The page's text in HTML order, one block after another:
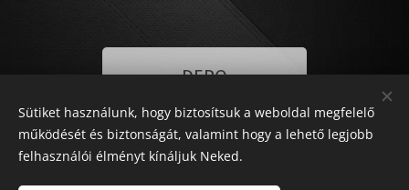
DEPO
©TRUCK-TRAILER & PARTS KFT 1994-2022. Minden jog fenntartva!
Sütiket használunk, hogy biztosítsuk a weboldal megfelelő
működését és biztonságát, valamint hogy a lehető legjobb
felhasználói élményt kínáljuk Neked.